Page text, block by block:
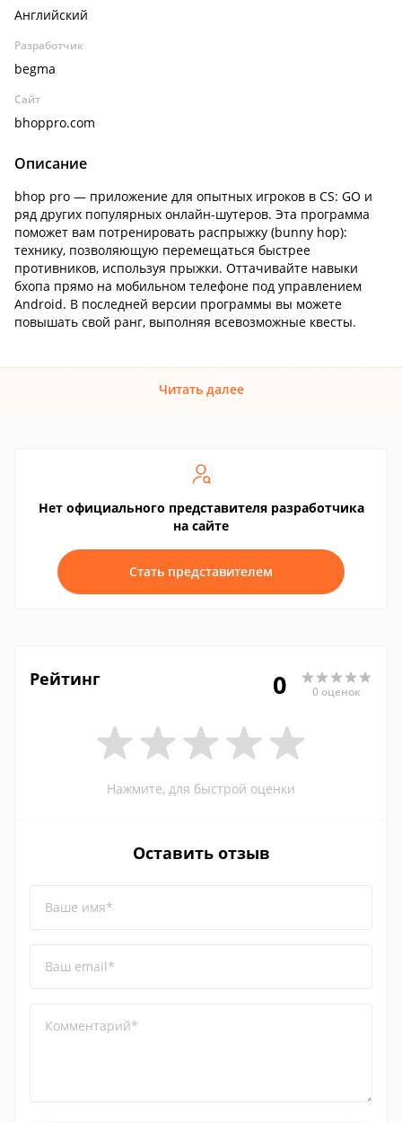
Английский
Разработчик
begma
Сайт
bhoppro.com
Описание
bhop pro — приложение для опытных игроков в CS: GO и
ряд других популярных онлайн-шутеров. Эта программа
поможет вам потренировать распрыжку (bunny hop):
технику, позволяющую перемещаться быстрее
противников, используя прыжки. Оттачивайте навыки
бхопа прямо на мобильном телефоне под управлением
Android. В последней версии программы вы можете
повышать свой ранг, выполняя всевозможные квесты.
Читать далее
Нет официального представителя разработчика
на сайте
Стать представителем
Рейтинг 0 0 оценок
Нажмите, для быстрой оценки
Оставить отзыв
Ваше имя*
Ваш email*
Комментарий*